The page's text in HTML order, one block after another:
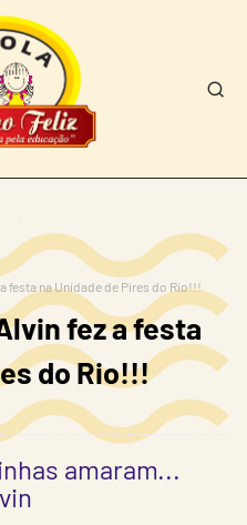
festa na Unidade de Pires do Rio!!!
fez a festa
do Rio!!!
amaram...